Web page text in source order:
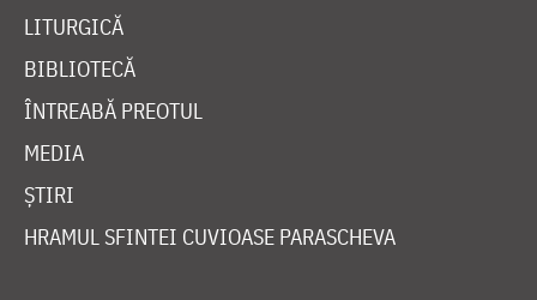
LITURGICĂ
BIBLIOTECĂ
ÎNTREABĂ PREOTUL
MEDIA
ȘTIRI
HRAMUL SFINTEI CUVIOASE PARASCHEVA